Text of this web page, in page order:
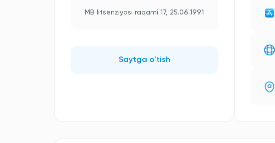
MB litsenziyasi raqami 17, 25.06.1991
Saytga o'tish